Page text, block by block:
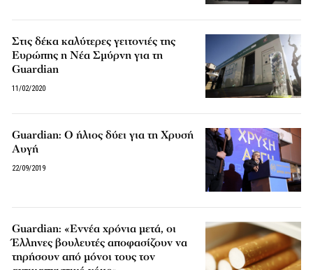
Στις δέκα καλύτερες γειτονιές της
Ευρώπης η Νέα Σμύρνη για τη
Guardian
11/02/2020
Guardian: Ο ήλιος δύει για τη Χρυσή
Αυγή
22/09/2019
Guardian: «Εννέα χρόνια μετά, οι
Έλληνες βουλευτές αποφασίζουν να
τηρήσουν από μόνοι τους τον